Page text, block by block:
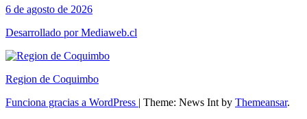
6 de agosto de 2026
Desarrollado por Mediaweb.cl
Region de Coquimbo
Funciona gracias a WordPress | Theme: News Int by Themeansar.